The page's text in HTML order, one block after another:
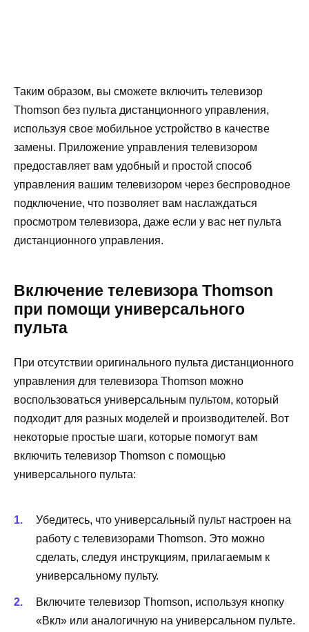
Таким образом, вы сможете включить телевизор
Thomson без пульта дистанционного управления,
используя свое мобильное устройство в качестве
замены. Приложение управления телевизором
предоставляет вам удобный и простой способ
управления вашим телевизором через беспроводное
подключение, что позволяет вам наслаждаться
просмотром телевизора, даже если у вас нет пульта
дистанционного управления.
Включение телевизора Thomson
при помощи универсального
пульта
При отсутствии оригинального пульта дистанционного
управления для телевизора Thomson можно
воспользоваться универсальным пультом, который
подходит для разных моделей и производителей. Вот
некоторые простые шаги, которые помогут вам
включить телевизор Thomson с помощью
универсального пульта:
Убедитесь, что универсальный пульт настроен на
работу с телевизорами Thomson. Это можно
сделать, следуя инструкциям, прилагаемым к
универсальному пульту.
Включите телевизор Thomson, используя кнопку
«Вкл» или аналогичную на универсальном пульте.